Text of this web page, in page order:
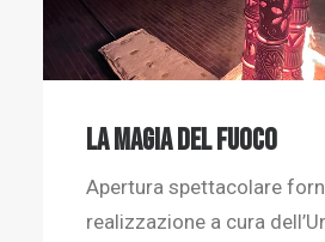
La magia del fuoco
Apertura spettacolare
realizzazione a cura